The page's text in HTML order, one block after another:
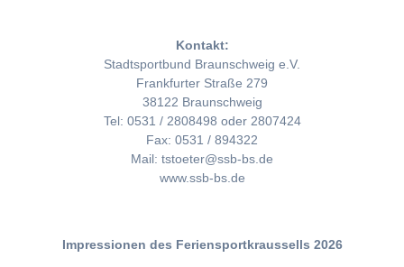
Kontakt:
Stadtsportbund Braunschweig e.V.
Frankfurter Straße 279
38122 Braunschweig
Tel: 0531 / 2808498 oder 2807424
Fax: 0531 / 894322
Mail: tstoeter@ssb-bs.de
www.ssb-bs.de
Impressionen des Feriensportkraussells 2026